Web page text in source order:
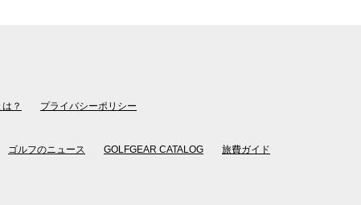
？ プライバシーポリシー
ゴルフのニュース GOLFGEAR CATALOG 旅費ガイド